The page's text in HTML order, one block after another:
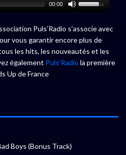
00:00
Puls’Radio s’associe avec
vous garantir encore plus de
les hits, les nouveautés et les
également Puls’Radio la première
Up de France
Boys (Bonus Track)